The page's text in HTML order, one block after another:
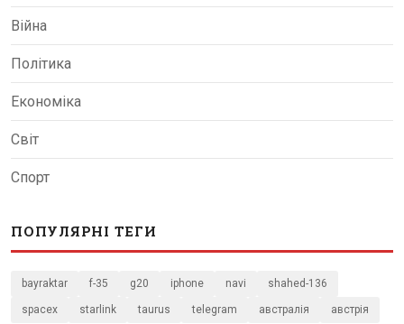
Війна
Політика
Економіка
Світ
Спорт
ПОПУЛЯРНІ ТЕГИ
bayraktar f-35 g20 iphone navi shahed-136
spacex starlink taurus telegram австралія австрія